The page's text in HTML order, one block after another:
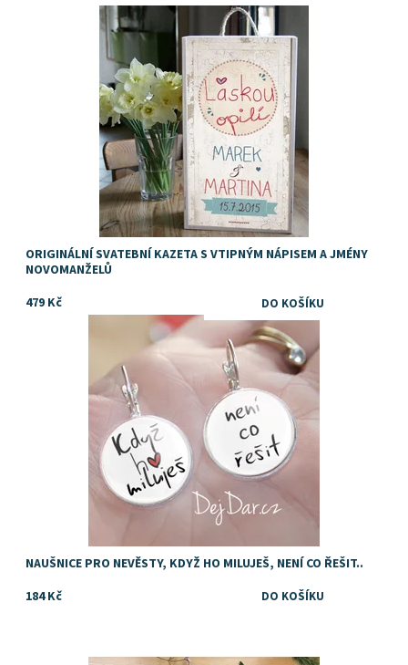
Skladem
ORIGINÁLNÍ SVATEBNÍ KAZETA S VTIPNÝM NÁPISEM A JMÉNY
NOVOMANŽELŮ
479 Kč
Dostupnost:
Skladem
NAUŠNICE PRO NEVĚSTY, KDYŽ HO MILUJEŠ, NENÍ CO ŘEŠIT..
184 Kč
Nápad na originální svatební dárek